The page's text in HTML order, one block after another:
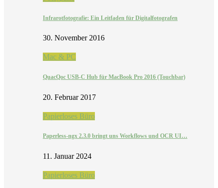
Infrarotfotografie: Ein Leitfaden für Digitalfotografen
30. November 2016
Mac & PC
QuacQoc USB-C Hub für MacBook Pro 2016 (Touchbar)
20. Februar 2017
Papierloses Büro
Paperless-ngx 2.3.0 bringt uns Workflows und OCR UI…
11. Januar 2024
Papierloses Büro